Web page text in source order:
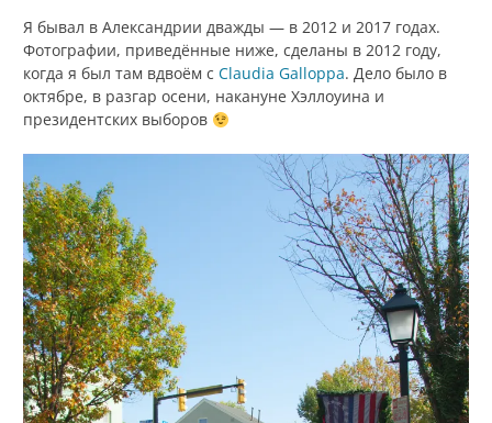
Я бывал в Александрии дважды — в 2012 и 2017 годах.
Фотографии, приведённые ниже, сделаны в 2012 году,
когда я был там вдвоём с Claudia Galloppa. Дело было в
октябре, в разгар осени, накануне Хэллоуина и
президентских выборов